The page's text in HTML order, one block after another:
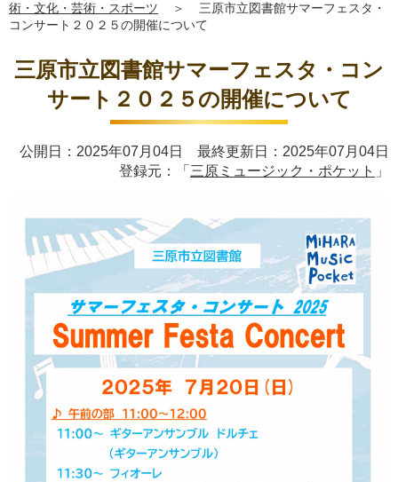
術・文化・芸術・スポーツ
＞
三原市立図書館サマーフェスタ・
コンサート２０２５の開催について
三原市立図書館サマーフェスタ・コン
サート２０２５の開催について
公開日：2025年07月04日 最終更新日：2025年07月04日
登録元：「 三原ミュージック・ポケット 」